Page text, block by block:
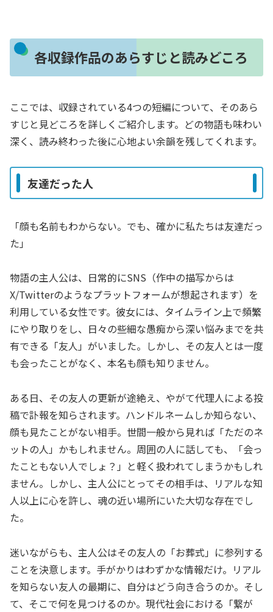
各収録作品のあらすじと読みどころ
ここでは、収録されている4つの短編について、そのあら
すじと見どころを詳しくご紹介します。どの物語も味わい
深く、読み終わった後に心地よい余韻を残してくれます。
友達だった人
「顔も名前もわからない。でも、確かに私たちは友達だっ
た」
物語の主人公は、日常的にSNS（作中の描写からは
X/Twitterのようなプラットフォームが想起されます）を
利用している女性です。彼女には、タイムライン上で頻繁
にやり取りをし、日々の些細な愚痴から深い悩みまでを共
有できる「友人」がいました。しかし、その友人とは一度
も会ったことがなく、本名も顔も知りません。
ある日、その友人の更新が途絶え、やがて代理人による投
稿で訃報を知らされます。ハンドルネームしか知らない、
顔も見たことがない相手。世間一般から見れば「ただのネ
ットの人」かもしれません。周囲の人に話しても、「会っ
たこともない人でしょ？」と軽く扱われてしまうかもしれ
ません。しかし、主人公にとってその相手は、リアルな知
人以上に心を許し、魂の近い場所にいた大切な存在でし
た。
迷いながらも、主人公はその友人の「お葬式」に参列する
ことを決意します。手がかりはわずかな情報だけ。リアル
を知らない友人の最期に、自分はどう向き合うのか。そし
て、そこで何を見つけるのか。現代社会における「繋が